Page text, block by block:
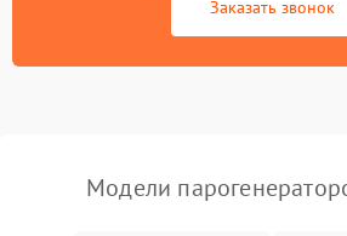
1500 ₽
Не подает пар 1800 ₽
Заказать звонок
Модели